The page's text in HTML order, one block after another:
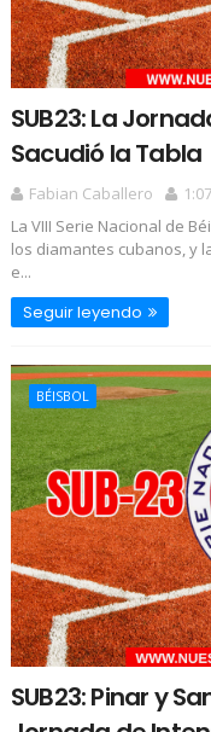
SUB23: La
Sacudió la Tabla
Fabian Caballero
La VIII Serie Nacional de
los diamantes cubanos, y
e...
Seguir leyendo
BÉISBOL
SUB23: Pinar y